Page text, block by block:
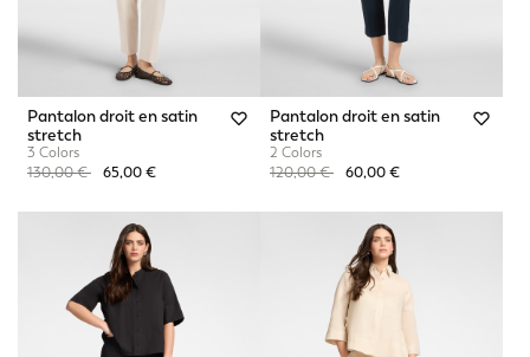
Pantalon droit en satin
stretch
3 Colors
Price reduced from
130,00 €to65,00 €
Pantalon droit en satin
stretch
2 Colors
Price reduced from
120,00 €to60,00 €